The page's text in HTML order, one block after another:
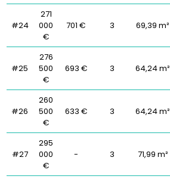
#24
271
000
€
701 € 3 69,39 m²
#25
276
500
€
693 € 3 64,24 m²
#26
260
500
€
633 € 3 64,24 m²
#27
295
000
€
- 3 71,99 m²